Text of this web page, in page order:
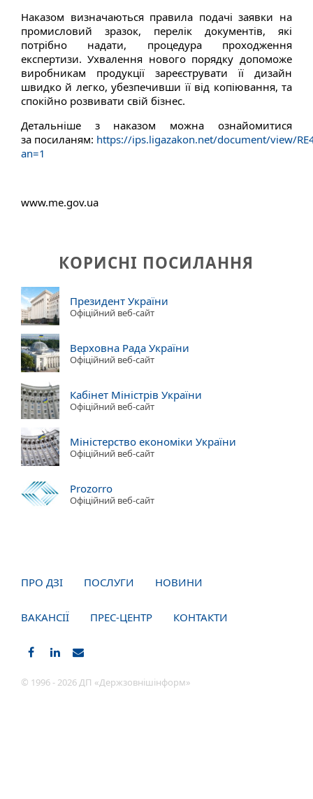
Наказом визначаються правила подачі заявки на
промисловий зразок, перелік документів, які
потрібно надати, процедура проходження
експертизи. Ухвалення нового порядку допоможе
виробникам продукції зареєструвати її дизайн
швидко й легко, убезпечивши її від копіювання, та
спокійно розвивати свій бізнес.
Детальніше з наказом можна ознайомитися
за посиланям: https://ips.ligazakon.net/document/view/
an=1
www.me.gov.ua
КОРИСНІ ПОСИЛАННЯ
Президент України
Офіційний веб-сайт
Верховна Рада України
Офіційний веб-сайт
Кабінет Міністрів України
Офіційний веб-сайт
Міністерство економіки України
Офіційний веб-сайт
Prozorro
Офіційний веб-сайт
ПРО ДЗІ ПОСЛУГИ НОВИНИ
ВАКАНСІЇ ПРЕС-ЦЕНТР КОНТАКТИ
© 1996 - 2026 ДП «Держзовнішінформ»